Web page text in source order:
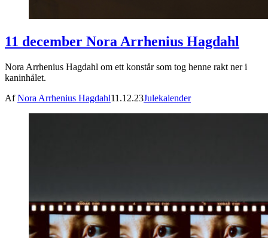
11 december Nora Arrhenius Hagdahl
Nora Arrhenius Hagdahl om ett konstår som tog henne rakt ner i
kaninhålet.
AfNora Arrhenius Hagdahl11.12.23Julekalender